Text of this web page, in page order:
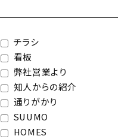
チラシ
看板
弊社営業より
知人からの紹介
通りがかり
SUUMO
HOMES